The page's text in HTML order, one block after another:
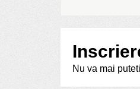
Nu va mai